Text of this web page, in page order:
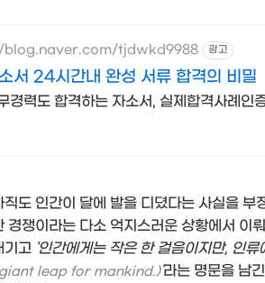
tjdwkd9988 광고
서 24시간내 완성 서류 합격의 비밀
경력도 합격하는 자소서, 실제합격사례인
직도 인간이 달에 발을 디뎠다는 사실을
경쟁이라는 다소 억지스러운 상황에서 이
기고 '인간에게는 작은 한 걸음이지만, 인류
leap for mankind.)'라는 명문을 남